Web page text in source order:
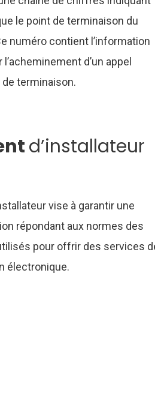
le point de terminaison du
numéro contient l’information
d’un appel
de terminaison.
d’installateur
vise à garantir une
répondant aux normes des
pour offrir des services
électronique.